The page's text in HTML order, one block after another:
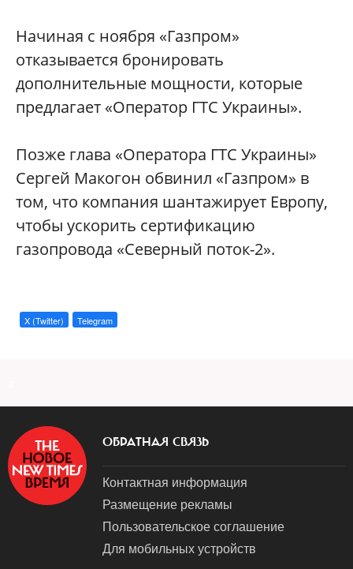
Начиная с ноября «Газпром»
отказывается бронировать
дополнительные мощности, которые
предлагает «Оператор ГТС Украины».
Позже глава «Оператора ГТС Украины»
Сергей Макогон обвинил «Газпром» в
том, что компания шантажирует Европу,
чтобы ускорить сертификацию
газопровода «Северный поток-2».
X (Twitter) Telegram
ОБРАТНАЯ СВЯЗЬ
Контактная информация
Размещение рекламы
Пользовательское соглашение
Для мобильных устройств